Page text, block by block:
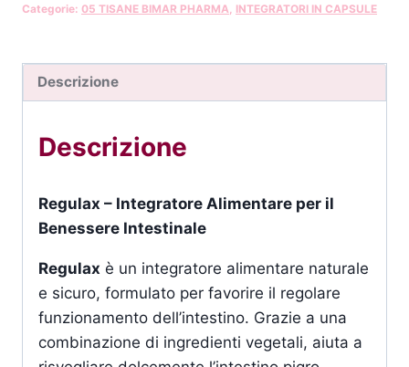
Categorie: 05 TISANE BIMAR PHARMA INTEGRATORI IN CAPSULE
Descrizione
Descrizione
Regulax – Integratore Alimentare per il
Benessere Intestinale
Regulax è un integratore alimentare naturale
e sicuro, formulato per favorire il regolare
funzionamento dell’intestino. Grazie a una
combinazione di ingredienti vegetali, aiuta a